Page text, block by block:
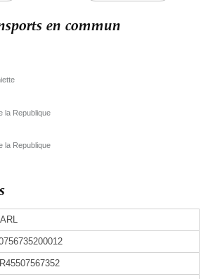
en commun
la Republique
la Republique